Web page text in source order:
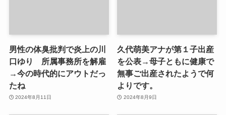
男性の体臭批判で炎上の川
口ゆり 所属事務所を解雇
→今の時代的にアウトだっ
たね
2024年8月11日
久代萌美アナが第１子出産
を公表→母子ともに健康で
無事ご出産されたようで何
よりです。
2024年8月9日